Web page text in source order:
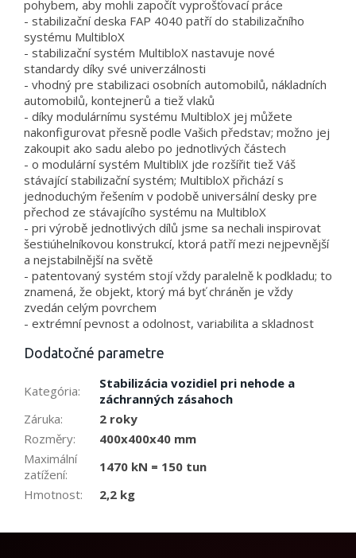
pohybem, aby mohli započít vyprošťovací práce
- stabilizační deska FAP 4040 patří do stabilizačního
systému MultibloX
- stabilizační systém MultibloX nastavuje nové
standardy díky své univerzálnosti
- vhodný pre stabilizaci osobních automobilů, nákladních
automobilů, kontejnerů a tiež vlaků
- díky modulárnímu systému MultibloX jej můžete
nakonfigurovat přesně podle Vašich představ; možno jej
zakoupit ako sadu alebo po jednotlivých částech
- o modulární systém MultibliX jde rozšířit tiež Váš
stávající stabilizační systém; MultibloX přichází s
jednoduchým řešením v podobě universální desky pre
přechod ze stávajícího systému na MultibloX
- pri výrobě jednotlivých dílů jsme sa nechali inspirovat
šestiúhelníkovou konstrukcí, ktorá patří mezi nejpevnější
a nejstabilnější na světě
- patentovaný systém stojí vždy paralelně k podkladu; to
znamená, že objekt, ktorý má byť chráněn je vždy
zvedán celým povrchem
- extrémní pevnost a odolnost, variabilita a skladnost
Dodatočné parametre
Kategória:
Stabilizácia vozidiel pri nehode a
záchranných zásahoch
Záruka:
2 roky
Rozměry:
400x400x40 mm
Maximální
zatížení:
1470 kN = 150 tun
Hmotnost: 2,2 kg